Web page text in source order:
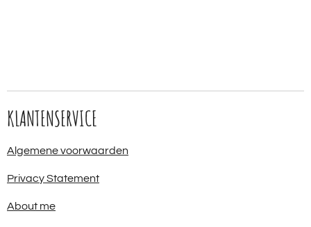
KLANTENSERVICE
Algemene voorwaarden
Privacy Statement
About me